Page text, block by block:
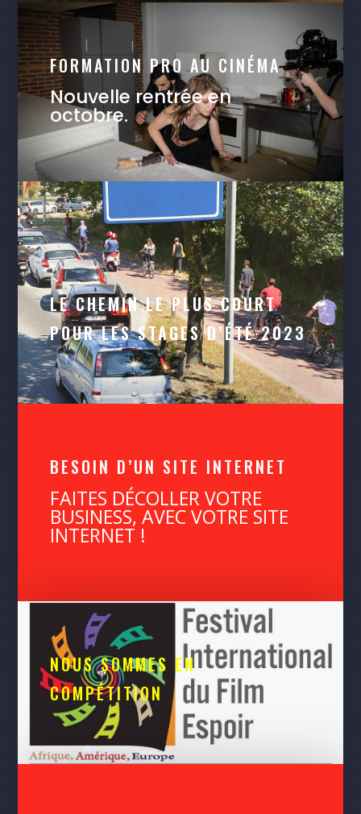
FORMATION PRO AU CINÉMA
Nouvelle rentrée en
octobre.
LE CHEMIN LE PLUS COURT
POUR LES STAGES D’ÉTÉ 2023
BESOIN D’UN SITE INTERNET
FAITES DÉCOLLER VOTRE
BUSINESS, AVEC VOTRE SITE
INTERNET !
NOUS SOMMES EN
COMPÉTITION